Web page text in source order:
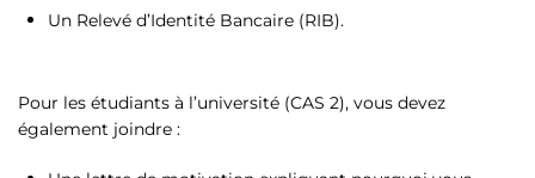
Un Relevé d’Identité Bancaire (RIB).
Pour les étudiants à l’université (CAS 2), vous devez
également joindre :